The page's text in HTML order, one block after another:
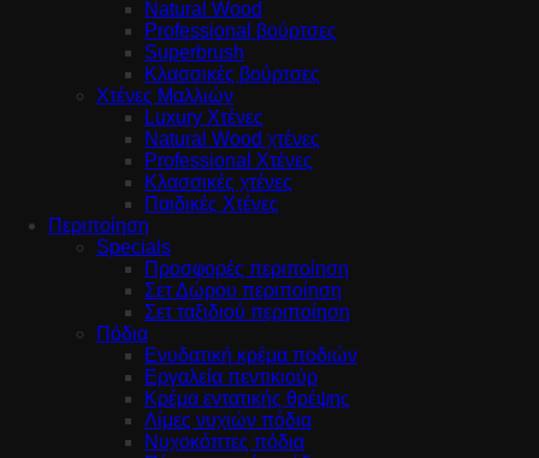
Natural Wood
Professional βούρτσες
Superbrush
Κλασσικές βούρτσες
Χτένες Μαλλιών
Luxury Χτένες
Natural Wood χτένες
Professional Χτένες
Κλασσικές χτένες
Παιδικές Χτένες
Περιποίηση
Specials
Προσφορές περιποίηση
Σετ Δώρου περιποίηση
Σετ ταξιδιού περιποίηση
Πόδια
Ενυδατική κρέμα ποδιών
Εργαλεία πεντικιούρ
Κρέμα εντατικής θρέψης
Λίμες νυχιών πόδια
Νυχοκόπτες πόδια